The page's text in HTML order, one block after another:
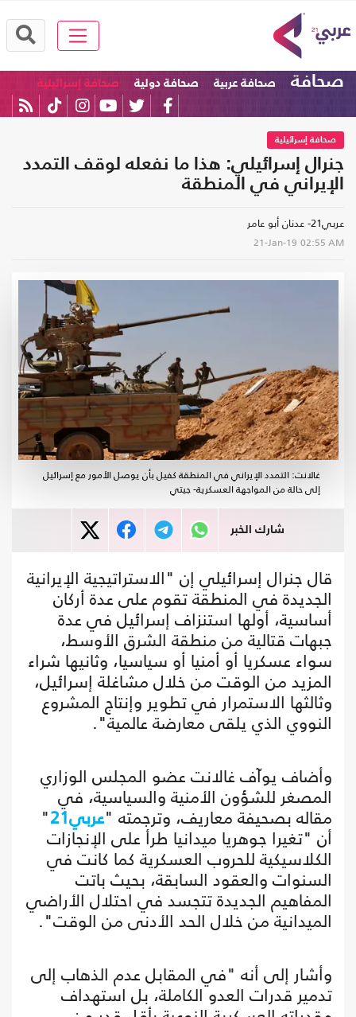
صحافة صحافة عربية صحافة دولية صحافة إسرائيلية
صحافة إسرائيلية
جنرال إسرائيلي: هذا ما نفعله لوقف التمدد
الإيراني في المنطقة
عربي21- عدنان أبو عامر
21-Jan-19 02:55 AM
غالانت: التمدد الإيراني في المنطقة كفيل بأن يوصل الأمور مع إسرائيل
إلى حالة من المواجهة العسكرية- جيتي
شارك الخبر
قال جنرال إسرائيلي إن "الاستراتيجية الإيرانية
الجديدة في المنطقة تقوم على عدة أركان
أساسية، أولها استنزاف إسرائيل في عدة
جبهات قتالية من منطقة الشرق الأوسط،
سواء عسكريا أو أمنيا أو سياسيا، وثانيها شراء
المزيد من الوقت من خلال مشاغلة إسرائيل،
وثالثها الاستمرار في تطوير وإنتاج المشروع
النووي الذي يلقى معارضة عالمية".
وأضاف يوآف غالانت عضو المجلس الوزاري
المصغر للشؤون الأمنية والسياسية، في
مقاله بصحيفة معاريف، وترجمته "عربي21 "
أن "تغيرا جوهريا ميدانيا طرأ على الإنجازات
الكلاسيكية للحروب العسكرية كما كانت في
السنوات والعقود السابقة، بحيث باتت
المفاهيم الجديدة تتجسد في احتلال الأراضي
الميدانية من خلال الحد الأدنى من الوقت".
وأشار إلى أنه "في المقابل عدم الذهاب إلى
تدمير قدرات العدو الكاملة، بل استهداف